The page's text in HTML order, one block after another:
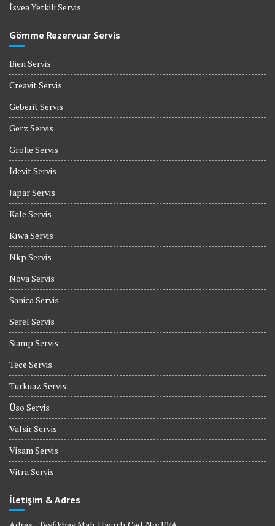
İsvea Yetkili Servis
Gömme Rezervuar Servis
Bien Servis
Creavit Servis
Geberit Servis
Gerz Servis
Grohe Servis
İdevit Servis
Japar Servis
Kale Servis
Kıwa Servis
Nkp Servis
Nova Servis
Sanica Servis
Serel Servis
Siamp Servis
Tece Servis
Turkuaz Servis
Üso Servis
Valsir Servis
Visam Servis
Vitra Servis
İletişim & Adres